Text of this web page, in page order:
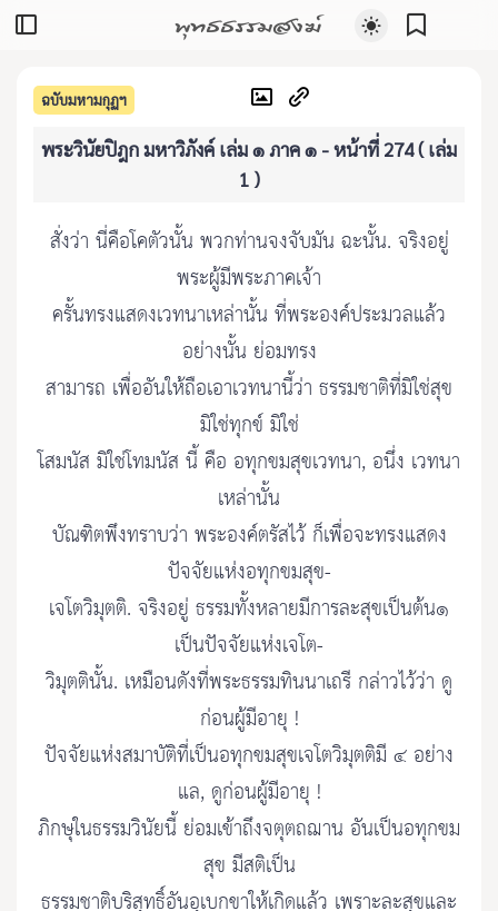
พุทธธรรมสงฆ์
ฉบับมหามกุฏฯ
พระวินัยปิฎก มหาวิภังค์ เล่ม ๑ ภาค ๑ - หน้าที่ 274 ( เล่ม
1 )
สั่งว่า นี่คือโคตัวนั้น พวกท่านจงจับมัน ฉะนั้น. จริงอยู่
พระผู้มีพระภาคเจ้า
ครั้นทรงแสดงเวทนาเหล่านั้น ที่พระองค์ประมวลแล้ว
อย่างนั้น ย่อมทรง
สามารถ เพื่ออันให้ถือเอาเวทนานี้ว่า ธรรมชาติที่มิใช่สุข
มิใช่ทุกข์ มิใช่
โสมนัส มิใช่โทมนัส นี้ คือ อทุกขมสุขเวทนา, อนึ่ง เวทนา
เหล่านั้น
บัณฑิตพึงทราบว่า พระองค์ตรัสไว้ ก็เพื่อจะทรงแสดง
ปัจจัยแห่งอทุกขมสุข-
เจโตวิมุตติ. จริงอยู่ ธรรมทั้งหลายมีการละสุขเป็นต้น๑
เป็นปัจจัยแห่งเจโต-
วิมุตตินั้น. เหมือนดังที่พระธรรมทินนาเถรี กล่าวไว้ว่า ดู
ก่อนผู้มีอายุ !
ปัจจัยแห่งสมาบัติที่เป็นอทุกขมสุขเจโตวิมุตติมี ๔ อย่าง
แล, ดูก่อนผู้มีอายุ !
ภิกษุในธรรมวินัยนี้ ย่อมเข้าถึงจตุตถฌาน อันเป็นอทุกขม
สุข มีสติเป็น
ธรรมชาติบริสุทธิ์อันอุเบกขาให้เกิดแล้ว เพราะละสุขและ